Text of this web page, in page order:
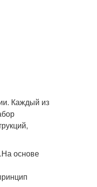
Каждый из
основе